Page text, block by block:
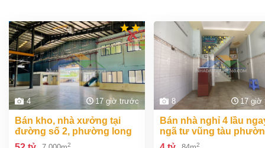
4 17 giờ trước
bán kho, nhà xưởng tại
đường số 2, phường long
bình, thành phố biên hòa,
2
8 17 giờ
bán nhà nghỉ 4 lầu ngay
ngã tư vũng tàu
an bình biên hòa đồng
2